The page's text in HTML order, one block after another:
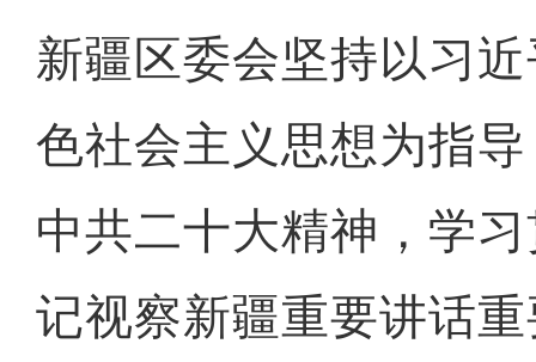
新疆区委会坚持以习
色社会主义思想为指
中共二十大精神，学
记视察新疆重要讲话